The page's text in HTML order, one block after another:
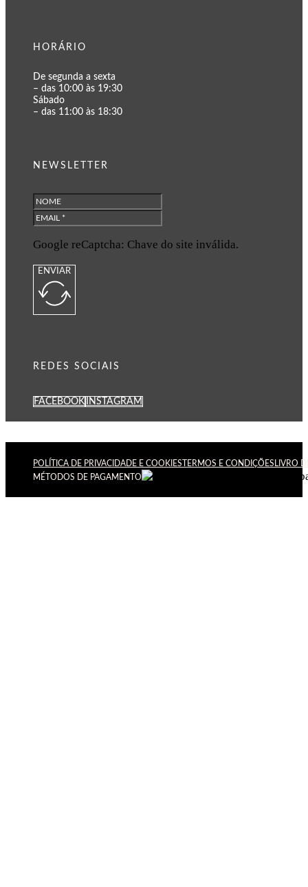
HORÁRIO
De segunda a sexta
– das 10:00 às 19:30
Sábado
– das 11:00 às 18:30
NEWSLETTER
Google reCaptcha: Chave do site inválida.
ENVIAR
REDES SOCIAIS
FACEBOOK INSTAGRAM
POLÍTICA DE PRIVACIDADE E COOKIES TERMOS E CONDIÇÕES LIVRO
MÉTODOS DE PAGAMENTO